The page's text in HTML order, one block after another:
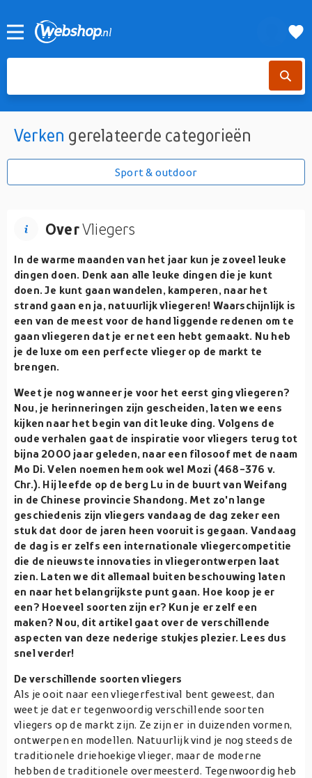
Verken gerelateerde categorieën
Sport & outdoor
OverVliegers
In de warme maanden van het jaar kun je zoveel leuke
dingen doen. Denk aan alle leuke dingen die je kunt
doen. Je kunt gaan wandelen, kamperen, naar het
strand gaan en ja, natuurlijk vliegeren! Waarschijnlijk is
een van de meest voor de hand liggende redenen om te
gaan vliegeren dat je er net een hebt gemaakt. Nu heb
je de luxe om een perfecte vlieger op de markt te
brengen.
Weet je nog wanneer je voor het eerst ging vliegeren?
Nou, je herinneringen zijn gescheiden, laten we eens
kijken naar het begin van dit leuke ding. Volgens de
oude verhalen gaat de inspiratie voor vliegers terug tot
bijna 2000 jaar geleden, naar een filosoof met de naam
Mo Di. Velen noemen hem ook wel Mozi (468-376 v.
Chr.). Hij leefde op de berg Lu in de buurt van Weifang
in de Chinese provincie Shandong. Met zo'n lange
geschiedenis zijn vliegers vandaag de dag zeker een
stuk dat door de jaren heen vooruit is gegaan. Vandaag
de dag is er zelfs een internationale vliegercompetitie
die de nieuwste innovaties in vliegerontwerpen laat
zien. Laten we dit allemaal buiten beschouwing laten
en naar het belangrijkste punt gaan. Hoe koop je er
een? Hoeveel soorten zijn er? Kun je er zelf een
maken? Nou, dit artikel gaat over de verschillende
aspecten van deze nederige stukjes plezier. Lees dus
snel verder!
De verschillende soorten vliegers
Als je ooit naar een vliegerfestival bent geweest, dan
weet je dat er tegenwoordig verschillende soorten
vliegers op de markt zijn. Ze zijn er in duizenden vormen,
ontwerpen en modellen. Natuurlijk vind je nog steeds de
traditionele driehoekige vlieger, maar de moderne
hebben de traditionele overmeesterd. Tegenwoordig heb